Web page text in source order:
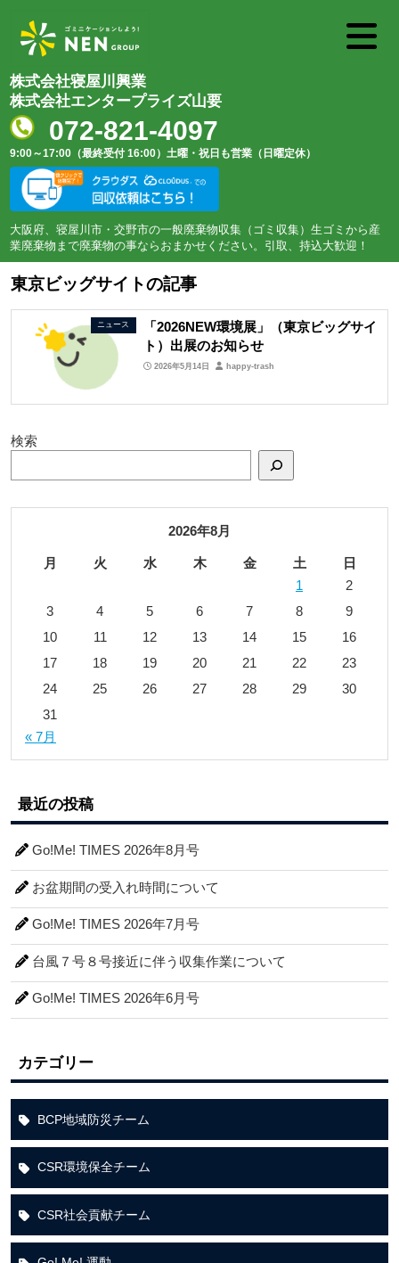
株式会社寝屋川興業
株式会社エンタープライズ山要
072-821-4097
9:00～17:00（最終受付 16:00） 土曜・祝日も営業（日曜定休）
大阪府、寝屋川市・交野市の一般廃棄物収集（ゴミ収集）生ゴミから産
業廃棄物まで廃棄物の事ならおまかせください。引取、持込大歓迎！
東京ビッグサイトの記事
ニュース
「2026NEW環境展」（東京ビッグサイ
ト）出展のお知らせ
2026年5月14日 happy-trash
検索
2026年8月
月 火 水 木 金 土
日
1
2
3
4 5 6 7 8
9
10
11 12 13 14 15
16
17
18 19 20 21 22
23
24
25 26 27 28 29
30
31
« 7月
最近の投稿
Go!Me! TIMES 2026年8月号
お盆期間の受入れ時間について
Go!Me! TIMES 2026年7月号
台風７号８号接近に伴う収集作業について
Go!Me! TIMES 2026年6月号
カテゴリー
BCP地域防災チーム
CSR環境保全チーム
CSR社会貢献チーム